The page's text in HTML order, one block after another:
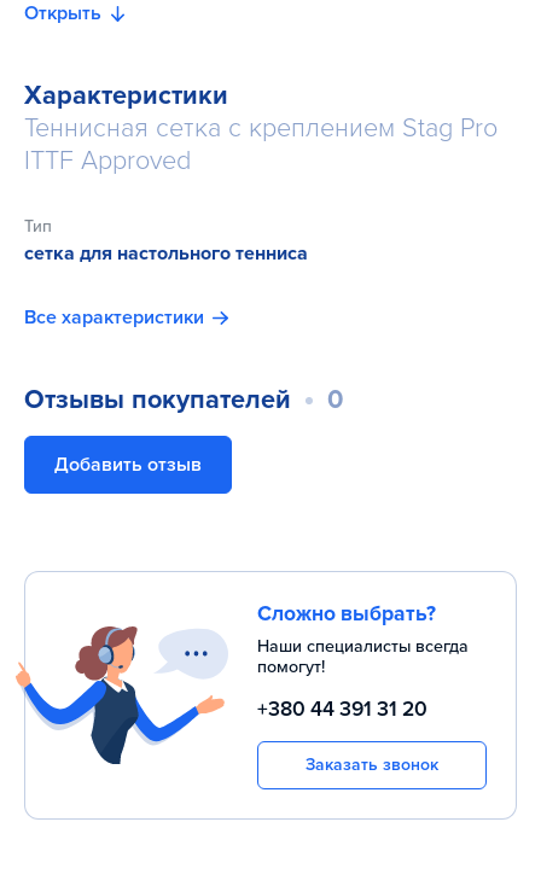
Открыть
Характеристики
Теннисная сетка с креплением Stag Pro
ITTF Approved
Тип
сетка для настольного тенниса
Все характеристики
Отзывы покупателей 0
Добавить отзыв
Сложно выбрать?
Наши специалисты всегда
помогут!
+380 44 391 31 20
Заказать звонок